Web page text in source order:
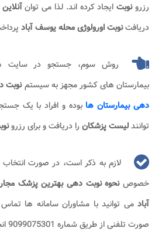
رزرونوبت ایجاد کرده اند. لذا می توان
دریافتنوبت اورولوژی محله یوسف آباد
روش سوم، جستجو در سایت
بیمارستان های کشور مجهز به سیستمنوبت
دهی بیمارستان ها بوده و افراد با یک
توانندلیست پزشکان را دریافت و برای رزرو
لازم به ذکر است، در صورت
خصوصنحوه نوبت دهی بهترین پزشک
آبادمی توانید با مشاوران سامانه ها
صورت تلفنی از طریق شماره 9099075301 انجام دهید.